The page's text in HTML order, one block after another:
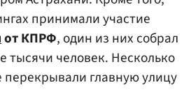
принимали участие
от КПРФ, один из них собрал
тысячи человек. Несколько
главную улицу